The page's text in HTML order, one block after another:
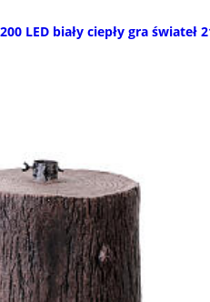
LED biały ciepły gra świateł